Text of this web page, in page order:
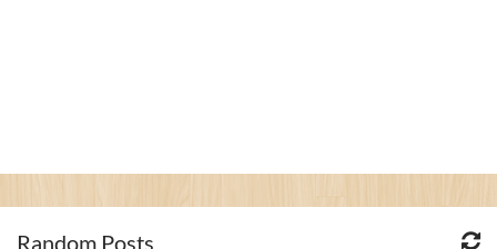
Random Posts